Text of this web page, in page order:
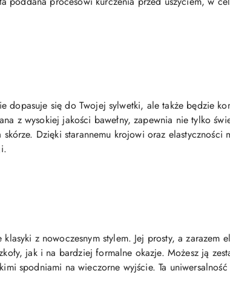
dopasuje się do Twojej sylwetki, ale także będzie
z wysokiej jakości bawełny, zapewnia nie tylko
Dzięki starannemu krojowi oraz elastyczności
z nowoczesnym stylem. Jej prosty, a
jak i na bardziej formalne okazje. Możesz ją
spodniami na wieczorne wyjście. Ta